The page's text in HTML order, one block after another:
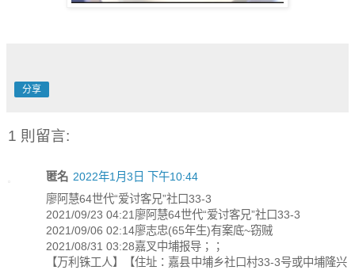
分享
1 則留言:
匿名 2022年1月3日 下午10:44
廖阿慧64世代“爱讨客兄”社口33-3
2021/09/23 04:21廖阿慧64世代“爱讨客兄”社口33-3
2021/09/06 02:14廖志忠(65年生)有案底~窃贼
2021/08/31 03:28嘉叉中埔报导；；
【万利铢工人】【住址：嘉县中埔乡社口村33-3号或中埔隆兴